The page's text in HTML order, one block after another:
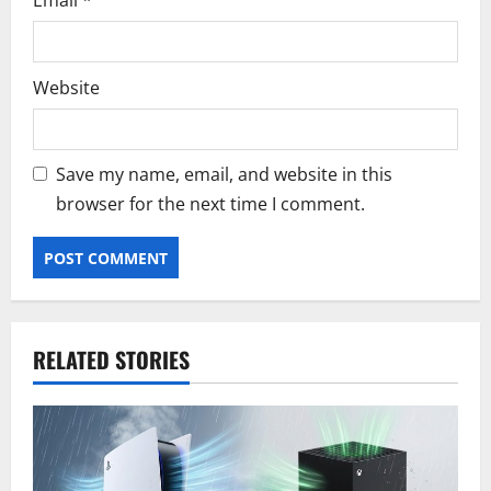
Website
Save my name, email, and website in this
browser for the next time I comment.
RELATED STORIES